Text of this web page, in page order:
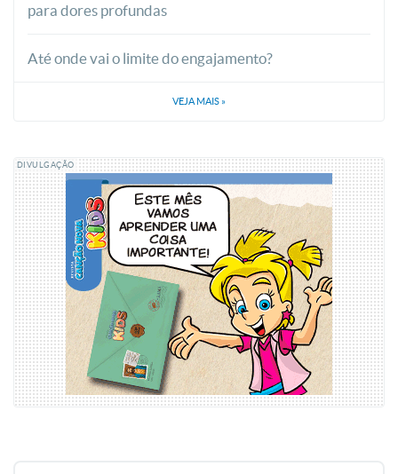
para dores profundas
Até onde vai o limite do engajamento?
VEJA MAIS »
DIVULGAÇÃO